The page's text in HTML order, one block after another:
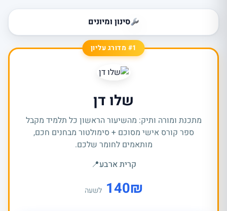
סינון ומיונים
#1 מדורג עליון
שלו דן
מתכנת ומורה ותיק: מהשיעור הראשון כל תלמיד מקבל
ספר קורס אישי מסוכם + סימולטור מבחנים חכם,
מותאמים לחומר שלכם.
קרית ארבע📍
₪
140 לשעה